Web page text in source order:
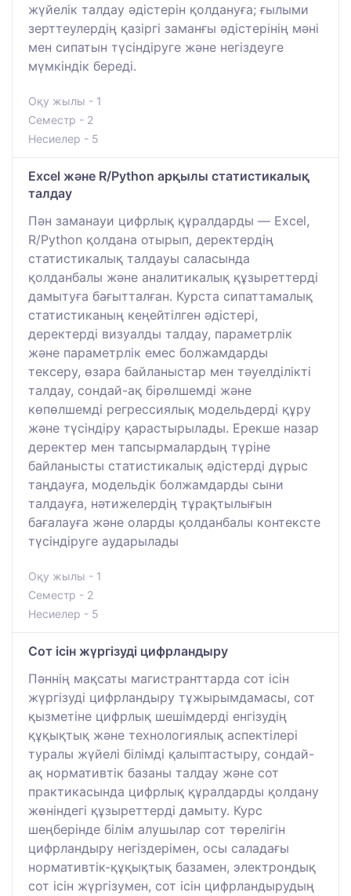
жүйелік талдау әдістерін қолдануға; ғылыми
зерттеулердің қазіргі заманғы әдістерінің мәні
мен сипатын түсіндіруге және негіздеуге
мүмкіндік береді.
Оқу жылы - 1
Семестр - 2
Несиелер - 5
Excel және R/Python арқылы статистикалық
талдау
Пән заманауи цифрлық құралдарды — Excel,
R/Python қолдана отырып, деректердің
статистикалық талдауы саласында
қолданбалы және аналитикалық құзыреттерді
дамытуға бағытталған. Курста сипаттамалық
статистиканың кеңейтілген әдістері,
деректерді визуалды талдау, параметрлік
және параметрлік емес болжамдарды
тексеру, өзара байланыстар мен тәуелділікті
талдау, сондай-ақ бірөлшемді және
көпөлшемді регрессиялық модельдерді құру
және түсіндіру қарастырылады. Ерекше назар
деректер мен тапсырмалардың түріне
байланысты статистикалық әдістерді дұрыс
таңдауға, модельдік болжамдарды сыни
талдауға, нәтижелердің тұрақтылығын
бағалауға және оларды қолданбалы контексте
түсіндіруге аударылады
Оқу жылы - 1
Семестр - 2
Несиелер - 5
Сот ісін жүргізуді цифрландыру
Пәннің мақсаты магистранттарда сот ісін
жүргізуді цифрландыру тұжырымдамасы, сот
қызметіне цифрлық шешімдерді енгізудің
құқықтық және технологиялық аспектілері
туралы жүйелі білімді қалыптастыру, сондай-
ақ нормативтік базаны талдау және сот
практикасында цифрлық құралдарды қолдану
жөніндегі құзыреттерді дамыту. Курс
шеңберінде білім алушылар сот төрелігін
цифрландыру негіздерімен, осы саладағы
нормативтік-құқықтық базамен, электрондық
сот ісін жүргізумен, сот ісін цифрландырудың